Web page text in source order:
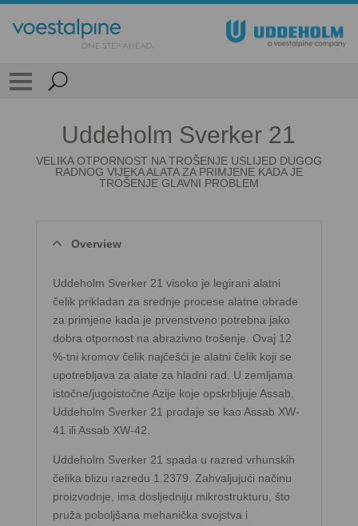
Uddeholm Sverker 21
VELIKA OTPORNOST NA TROŠENJE USLIJED DUGOG
RADNOG VIJEKA ALATA ZA PRIMJENE KADA JE
TROŠENJE GLAVNI PROBLEM
Overview
Uddeholm Sverker 21 visoko je legirani alatni
čelik prikladan za srednje procese alatne obrade
za primjene kada je prvenstveno potrebna jako
dobra otpornost na abrazivno trošenje. Ovaj 12
%-tni kromov čelik najčešći je alatni čelik koji se
upotrebljava za alate za hladni rad. U zemljama
istočne/jugoistočne Azije koje opskrbljuje Assab,
Uddeholm Sverker 21 prodaje se kao Assab XW-
41 ili Assab XW-42.
Uddeholm Sverker 21 spada u razred vrhunskih
čelika blizu razredu 1.2379. Zahvaljujući načinu
proizvodnje, ima dosljedniju mikrostrukturu, što
pruža poboljšana mehanička svojstva i